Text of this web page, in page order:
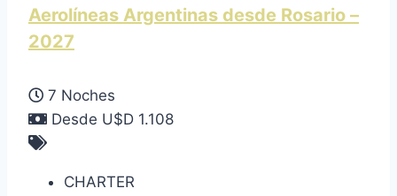
Aerolíneas Argentinas desde Rosario –
2027
7 Noches
Desde U$D 1.108
CHARTER